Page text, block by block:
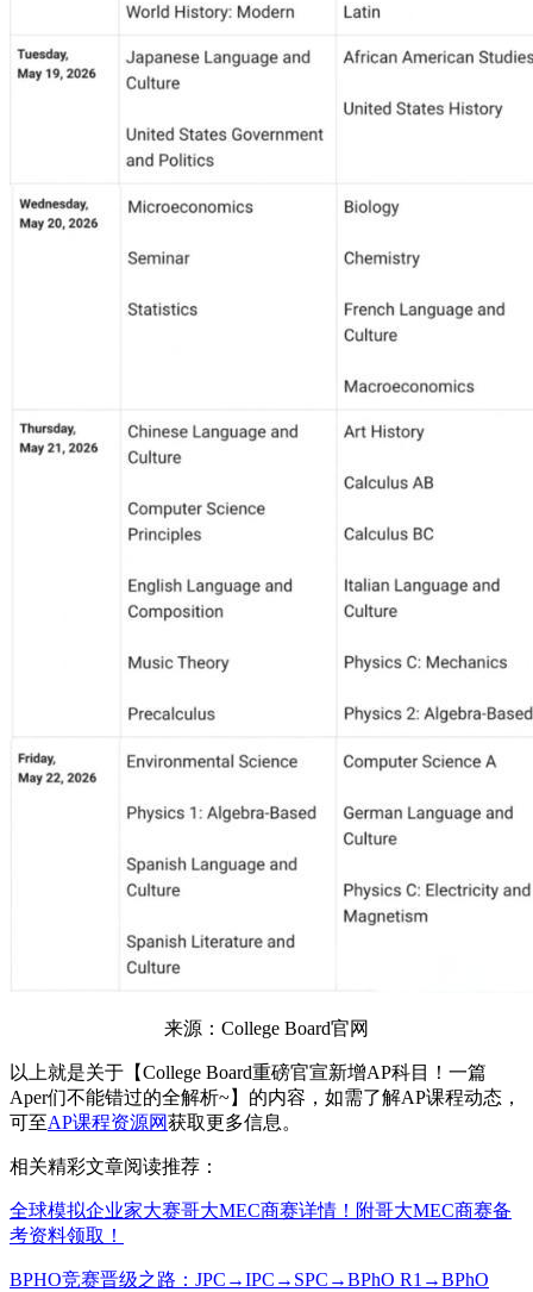
来源：College Board官网
以上就是关于【College Board重磅官宣新增AP科目！一篇
Aper们不能错过的全解析~】的内容，如需了解AP课程动态，
可至AP课程资源网获取更多信息。
相关精彩文章阅读推荐：
全球模拟企业家大赛哥大MEC商赛详情！附哥大MEC商赛备
考资料领取！
BPHO竞赛晋级之路：JPC→IPC→SPC→BPhO R1→BPhO